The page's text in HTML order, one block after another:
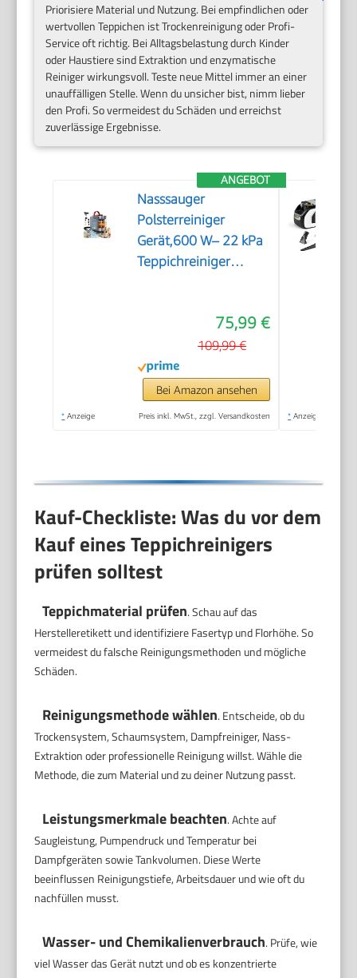
Priorisiere Material und Nutzung. Bei empfindlichen oder
wertvollen Teppichen ist Trockenreinigung oder Profi-
Service oft richtig. Bei Alltagsbelastung durch Kinder
oder Haustiere sind Extraktion und enzymatische
Reiniger wirkungsvoll. Teste neue Mittel immer an einer
unauffälligen Stelle. Wenn du unsicher bist, nimm lieber
den Profi. So vermeidest du Schäden und erreichst
zuverlässige Ergebnisse.
ANGEBOT
Nasssauger
Polsterreiniger
Gerät,600 W– 22 kPa
Teppichreiniger
75,99 €
109,99 €
Bei Amazon ansehen
* Anzeige Preis inkl. MwSt., zzgl. Versandkosten * Anzeige
Kauf-Checkliste: Was du vor dem
Kauf eines Teppichreinigers
prüfen solltest
Teppichmaterial prüfen. Schau auf das
Herstelleretikett und identifiziere Fasertyp und Florhöhe. So
vermeidest du falsche Reinigungsmethoden und mögliche
Schäden.
Reinigungsmethode wählen. Entscheide, ob du
Trockensystem, Schaumsystem, Dampfreiniger, Nass-
Extraktion oder professionelle Reinigung willst. Wähle die
Methode, die zum Material und zu deiner Nutzung passt.
Leistungsmerkmale beachten. Achte auf
Saugleistung, Pumpendruck und Temperatur bei
Dampfgeräten sowie Tankvolumen. Diese Werte
beeinflussen Reinigungstiefe, Arbeitsdauer und wie oft du
nachfüllen musst.
Wasser- und Chemikalienverbrauch. Prüfe, wie
viel Wasser das Gerät nutzt und ob es konzentrierte